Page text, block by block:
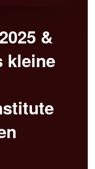
&
kleine